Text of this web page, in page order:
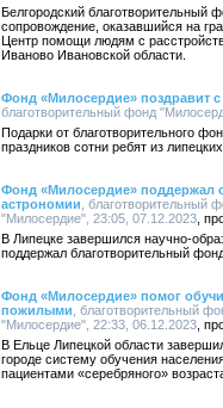
Белгородский благотворительный
сопровождение, оказавшийся на
Центр помощи людям с
Иваново Ивановской области.
Фонд «Милосердие» поздравит
благотворительный фонд
Подарки от благотворительного
праздников сотни ребят из
Фонд «Милосердие» поддержал
астрономии ,
"Милосердие", 23:05, 07.12.2023
В Липецке завершился научно-
поддержал благотворительный
Фонд «Милосердие» помог
пожилыми , благотворительный
"Милосердие", 22:33, 06.12.2023
В Ельце Липецкой области
городе систему обучения
пациентами «серебряного»